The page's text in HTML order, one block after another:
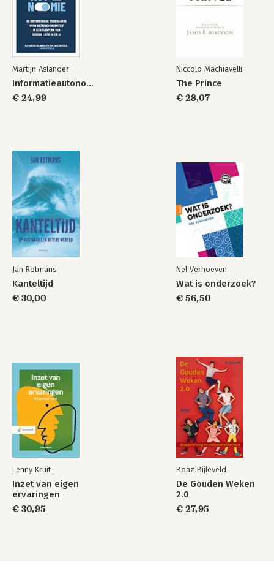
uitstraalt
-Valentine Delwart: De camouflagetechniek
Epiloog
Noten
Martijn Aslander
Informatieautonomie
€ 24,99
Niccolo Machiavelli
The Prince
€ 28,07
Jan Rotmans
Kanteltijd
€ 30,00
Nel Verhoeven
Wat is onderzoek?
€ 56,50
Lenny Kruit
Inzet van eigen
ervaringen
€ 30,95
Boaz Bijleveld
De Gouden Weken
2.0
€ 27,95